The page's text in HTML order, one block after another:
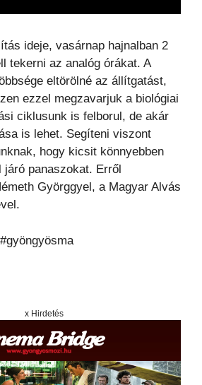
ideje, vasárnap hajnalban 2
tekerni az analóg órákat. A
eltörölné az állítgatást,
ezzel megzavarjuk a biológiai
ciklusunk is felborul, de akár
is lehet. Segíteni viszont
hogy kicsit könnyebben
panaszokat. Erről
Györggyel, a Magyar Alvás
x Hirdetés